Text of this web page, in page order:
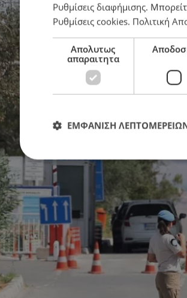
Ρυθμίσεις διαφήμισης.
Ρυθμίσεις cookies. Πολιτική
Απολυτως
απαραιτητα
ΕΜΦΑΝΙΣΗ